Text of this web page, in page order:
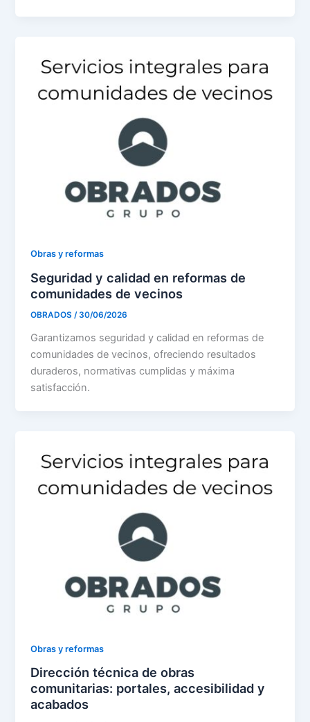
Obras y reformas
Seguridad y calidad en reformas de
comunidades de vecinos
OBRADOS/30/06/2026
Garantizamos seguridad y calidad en reformas de
comunidades de vecinos, ofreciendo resultados
duraderos, normativas cumplidas y máxima
satisfacción.
Obras y reformas
Dirección técnica de obras
comunitarias: portales, accesibilidad y
acabados